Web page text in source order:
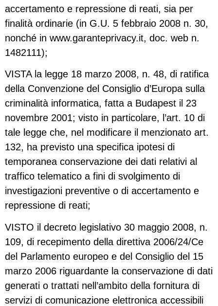
accertamento e repressione di reati, sia per
finalità ordinarie (in G.U. 5 febbraio 2008 n. 30,
nonché in www.garanteprivacy.it, doc. web n.
1482111);
VISTA la legge 18 marzo 2008, n. 48, di ratifica
della Convenzione del Consiglio d’Europa sulla
criminalità informatica, fatta a Budapest il 23
novembre 2001; visto in particolare, l’art. 10 di
tale legge che, nel modificare il menzionato art.
132, ha previsto una specifica ipotesi di
temporanea conservazione dei dati relativi al
traffico telematico a fini di svolgimento di
investigazioni preventive o di accertamento e
repressione di reati;
VISTO il decreto legislativo 30 maggio 2008, n.
109, di recepimento della direttiva 2006/24/Ce
del Parlamento europeo e del Consiglio del 15
marzo 2006 riguardante la conservazione di dati
generati o trattati nell’ambito della fornitura di
servizi di comunicazione elettronica accessibili